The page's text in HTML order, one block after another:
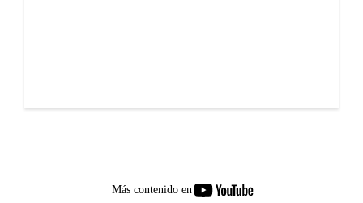
Más contenido en
youtube-